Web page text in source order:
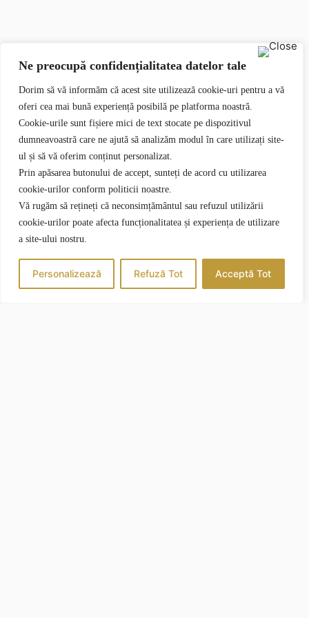
Ne preocupă confidențialitatea datelor tale
Dorim să vă informăm că acest site utilizează cookie-uri pentru a vă
oferi cea mai bună experiență posibilă pe platforma noastră.
Cookie-urile sunt fișiere mici de text stocate pe dispozitivul
dumneavoastră care ne ajută să analizăm modul în care utilizați site-
ul și să vă oferim conținut personalizat.
Prin apăsarea butonului de accept, sunteți de acord cu utilizarea
cookie-urilor conform politicii noastre.
Vă rugăm să rețineți că neconsimțământul sau refuzul utilizării
cookie-urilor poate afecta funcționalitatea și experiența de utilizare
a site-ului nostru.
Personalizează Refuză Tot Acceptă Tot